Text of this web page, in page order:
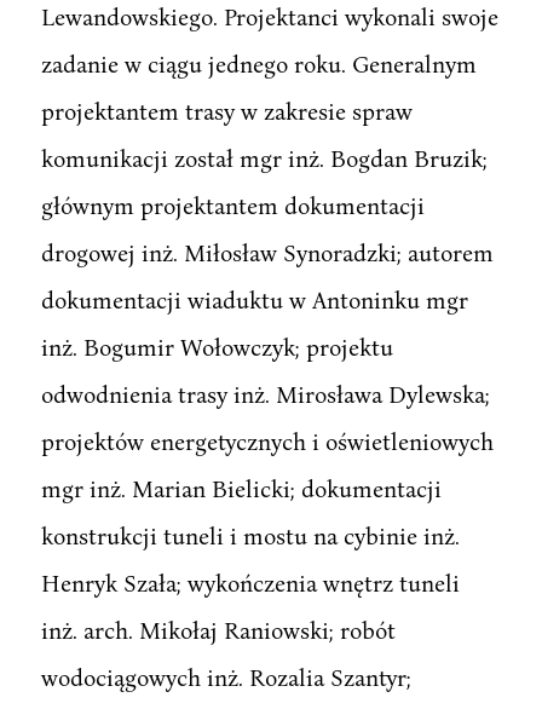
Lewandowskiego. Projektanci wykonali swoje
zadanie w ciągu jednego roku. Generalnym
projektantem trasy w zakresie spraw
komunikacji został mgr inż. Bogdan Bruzik;
głównym projektantem dokumentacji
drogowej inż. Miłosław Synoradzki; autorem
dokumentacji wiaduktu w Antoninku mgr
inż. Bogumir Wołowczyk; projektu
odwodnienia trasy inż. Mirosława Dylewska;
projektów energetycznych i oświetleniowych
mgr inż. Marian Bielicki; dokumentacji
konstrukcji tuneli i mostu na cybinie inż.
Henryk Szała; wykończenia wnętrz tuneli
inż. arch. Mikołaj Raniowski; robót
wodociągowych inż. Rozalia Szantyr;